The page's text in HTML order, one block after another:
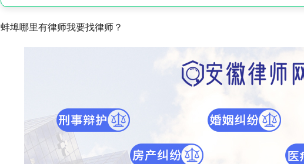
蚌埠哪里有律师我要找律师？